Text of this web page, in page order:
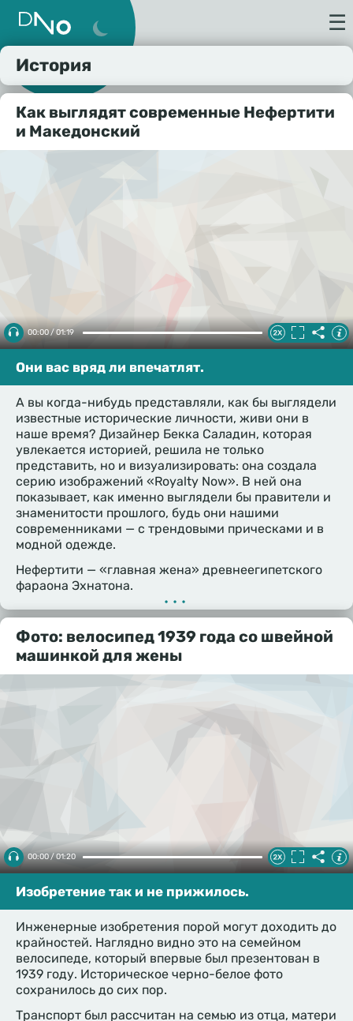
☰
История
Как выглядят современные Нефертити
и Македонский
00:00 / 01:19
Они вас вряд ли впечатлят.
А вы когда-нибудь представляли, как бы выглядели
известные исторические личности, живи они в
наше время? Дизайнер Бекка Саладин, которая
увлекается историей, решила не только
представить, но и визуализировать: она создала
серию изображений «Royalty Now». В ней она
показывает, как именно выглядели бы правители и
знаменитости прошлого, будь они нашими
современниками — с трендовыми прическами и в
модной одежде.
Нефертити — «главная жена» древнеегипетского
фараона Эхнатона.
•••
Фото: велосипед 1939 года со швейной
машинкой для жены
00:00 / 01:20
Изобретение так и не прижилось.
Инженерные изобретения порой могут доходить до
крайностей. Наглядно видно это на семейном
велосипеде, который впервые был презентован в
1939 году. Историческое черно-белое фото
сохранилось до сих пор.
Транспорт был рассчитан на семью из отца, матери